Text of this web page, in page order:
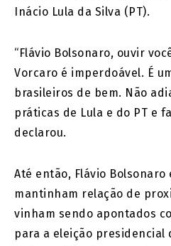
Inácio Lula da Silva (PT).
“Flávio Bolsonaro, ouvir
Vorcaro é imperdoável. É
brasileiros de bem. Não
práticas de Lula e do PT e
declarou.
Até então, Flávio Bolsonaro
mantinham relação de
vinham sendo apontados
para a eleição presidencial